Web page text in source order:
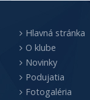
Hlavná stránka
O klube
Novinky
Podujatia
Fotogaléria